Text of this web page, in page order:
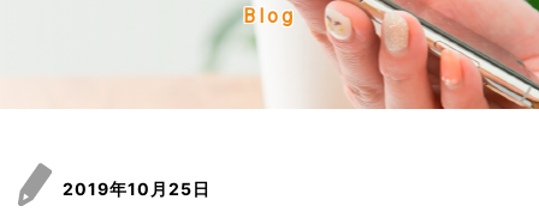
Blog
2019年10月25日